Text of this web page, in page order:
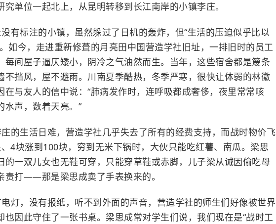
究单位一起北上，从昆明转移到长江南岸的小镇李庄。
有标注的小镇，虽然躲过了日机的轰炸，但“生活的压迫似乎比以
如今，走进重新修葺的月亮田中国营造学社旧址，一排旧时的员工
每间屋子逼仄矮小，阴冷之气油然而生。当年，这些宿舍都是篾条
不挡风，屋不避雨。川南夏季酷热，冬季严寒，很快让体弱的林徽
在与友人的信中说：“肺病发作时，连呼吸都成奢侈，夜里常常咳
水声，数着天亮。”
的生活日难，营造学社几乎失去了所有的经费支持，而战时物价飞
4块涨到100块，穷到无米下锅时，大伙只能吃红薯、南瓜。梁思
的一双儿女也无鞋可穿，只能穿草鞋或赤脚，儿子梁从诫因偷吃母
责打——那是梁思成卖了手表换来的。
灯，没有报纸，听不到外面的声音，营造学社的师生们好像被世界
也因此守住了一张书桌。梁思成常对学生们说，我们现在是“战时工